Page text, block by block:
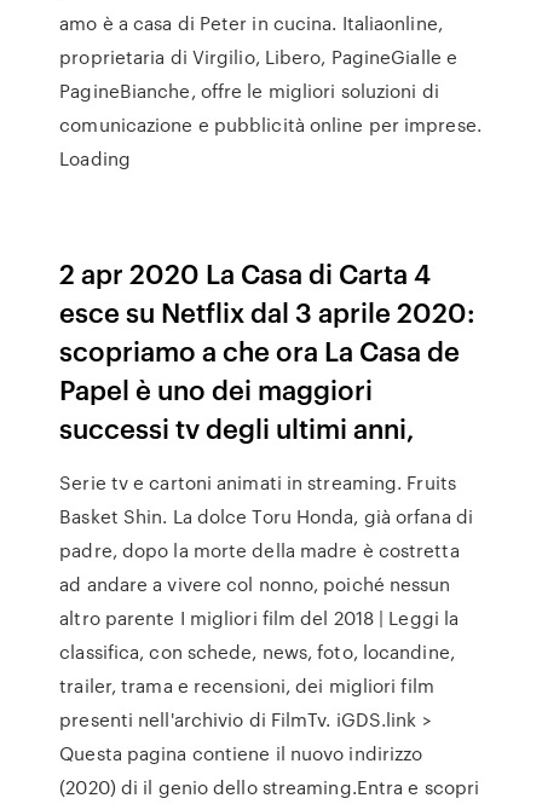
amo è a casa di Peter in cucina. Italiaonline,
proprietaria di Virgilio, Libero, PagineGialle e
PagineBianche, offre le migliori soluzioni di
comunicazione e pubblicità online per imprese.
Loading
2 apr 2020 La Casa di Carta 4
esce su Netflix dal 3 aprile 2020:
scopriamo a che ora La Casa de
Papel è uno dei maggiori
successi tv degli ultimi anni,
Serie tv e cartoni animati in streaming. Fruits
Basket Shin. La dolce Toru Honda, già orfana di
padre, dopo la morte della madre è costretta
ad andare a vivere col nonno, poiché nessun
altro parente I migliori film del 2018 | Leggi la
classifica, con schede, news, foto, locandine,
trailer, trama e recensioni, dei migliori film
presenti nell'archivio di FilmTv. iGDS.link >
Questa pagina contiene il nuovo indirizzo
(2020) di il genio dello streaming.Entra e scopri